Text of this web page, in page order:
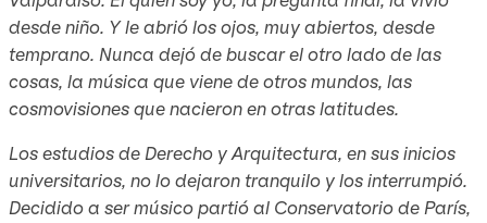
desde niño. Y le abrió los ojos, muy abiertos, desde
temprano. Nunca dejó de buscar el otro lado de las
cosas, la música que viene de otros mundos, las
cosmovisiones que nacieron en otras latitudes.
Los estudios de Derecho y Arquitectura, en sus inicios
universitarios, no lo dejaron tranquilo y los interrumpió.
Decidido a ser músico partió al Conservatorio de París,